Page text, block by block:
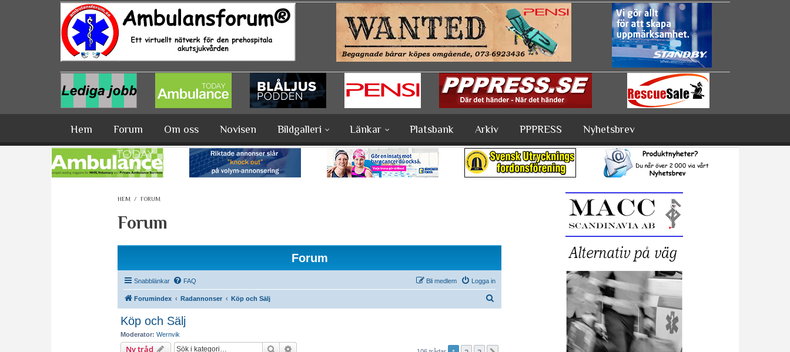
Hoppa till huvudinnehåll
Hem Forum Om oss Novisen Bildgalleri Länkar Platsbank Arkiv PPPRESS Nyhetsbrev
HEM / FORUM
Forum